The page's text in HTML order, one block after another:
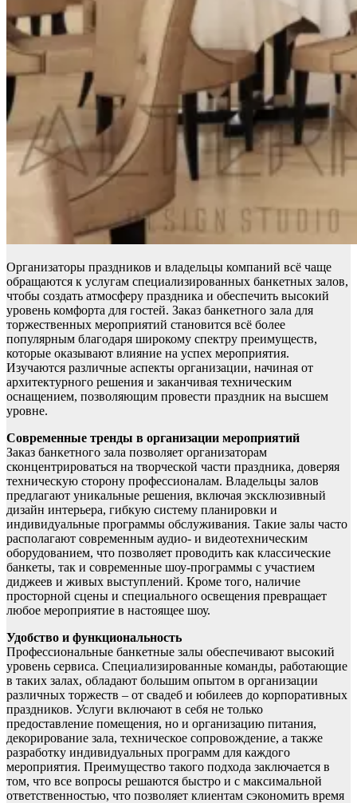
Организаторы праздников и владельцы компаний всё чаще
обращаются к услугам специализированных банкетных залов,
чтобы создать атмосферу праздника и обеспечить высокий
уровень комфорта для гостей. Заказ банкетного зала для
торжественных мероприятий становится всё более
популярным благодаря широкому спектру преимуществ,
которые оказывают влияние на успех мероприятия.
Изучаются различные аспекты организации, начиная от
архитектурного решения и заканчивая техническим
оснащением, позволяющим провести праздник на высшем
уровне.
Современные тренды в организации мероприятий
Заказ банкетного зала позволяет организаторам
сконцентрироваться на творческой части праздника, доверяя
техническую сторону профессионалам. Владельцы залов
предлагают уникальные решения, включая эксклюзивный
дизайн интерьера, гибкую систему планировки и
индивидуальные программы обслуживания. Такие залы часто
располагают современным аудио- и видеотехническим
оборудованием, что позволяет проводить как классические
банкеты, так и современные шоу-программы с участием
диджеев и живых выступлений. Кроме того, наличие
просторной сцены и специального освещения превращает
любое мероприятие в настоящее шоу.
Удобство и функциональность
Профессиональные банкетные залы обеспечивают высокий
уровень сервиса. Специализированные команды, работающие
в таких залах, обладают большим опытом в организации
различных торжеств – от свадеб и юбилеев до корпоративных
праздников. Услуги включают в себя не только
предоставление помещения, но и организацию питания,
декорирование зала, техническое сопровождение, а также
разработку индивидуальных программ для каждого
мероприятия. Преимущество такого подхода заключается в
том, что все вопросы решаются быстро и с максимальной
ответственностью, что позволяет клиентам сэкономить время